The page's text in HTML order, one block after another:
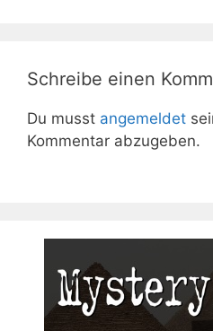
Schreibe einen
Du musst angemeldet
Kommentar abzugeben.